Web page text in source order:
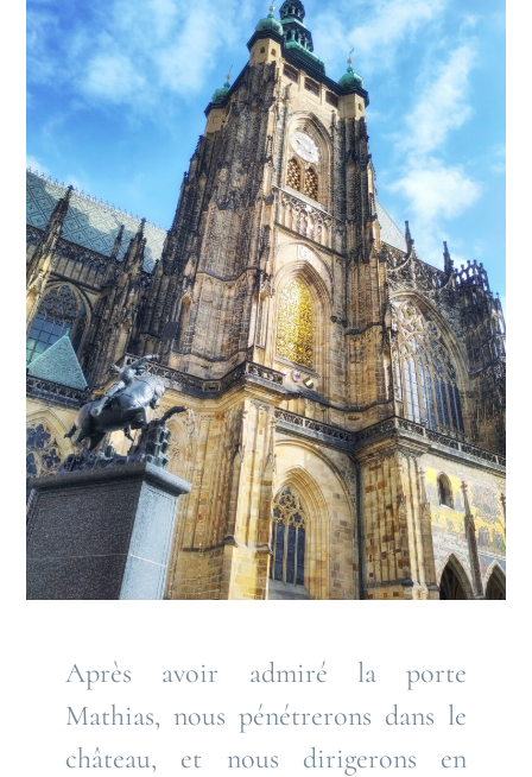
Après avoir admiré la porte
Mathias, nous pénétrerons dans le
château, et nous dirigerons en